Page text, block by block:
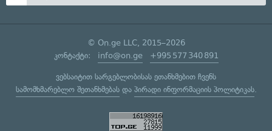
© On.ge LLC, 2015–2026
კონტაქტი: info@on.ge +995 577 340 891
ვებსაიტით სარგებლობისას ეთანხმებით ჩვენს
სამომხმარებლო შეთანხმებასდა პირადი ინფორმაციის პოლიტიკას.